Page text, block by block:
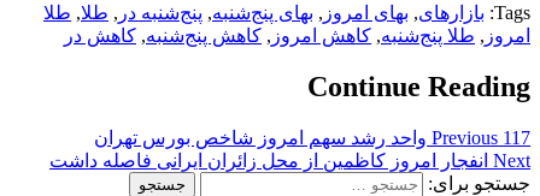
Tags: بازارهای, بهای امروز , بهای پنج‌شنبه, پنج‌شنبه در , طلا, طلا
امروز , طلا پنج‌شنبه, کاهش امروز , کاهش پنج‌شنبه, کاهش در
Continue Reading
Previous 117 واحد رشد سهم امروز شاخص بورس تهران
Next انفجار امروز کاظمین از محل زائران ایرانی فاصله داشت
جستجو برای: